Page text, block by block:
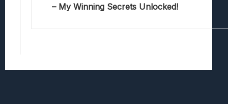
– My Winning Secrets Unlocked!